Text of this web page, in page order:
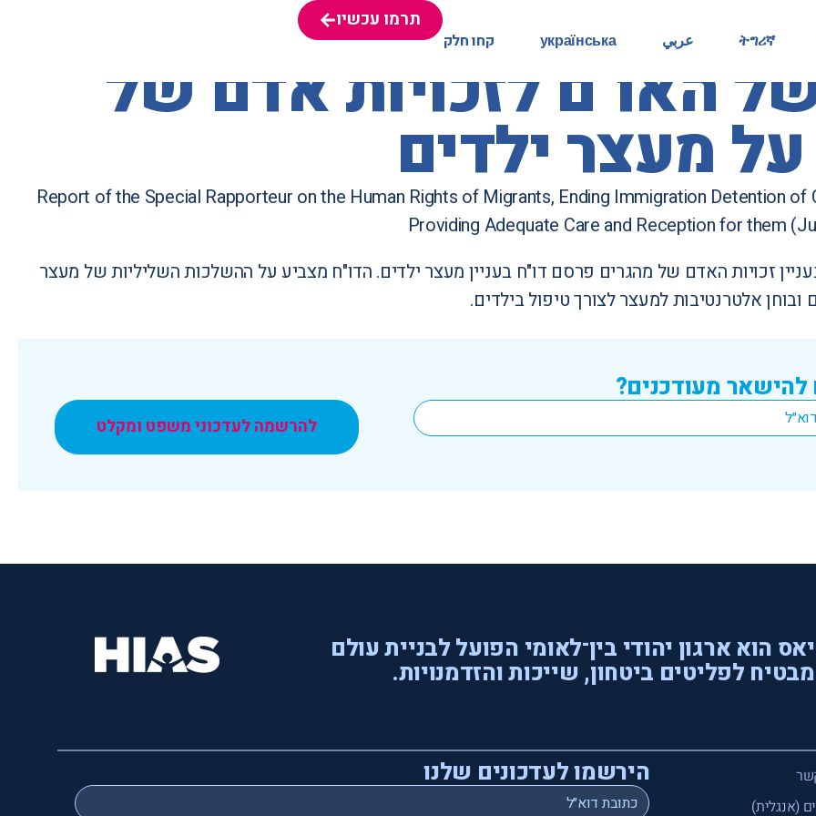
ትግሪኛ عربي українська קחו חלק
תרמו עכשיו
ትግሪኛ عربي українська קחו חלק
תרמו עכשיו
האו"ם לזכויות אדם של
מעצר ילדיםReport of the Special Rapporteur on the Human Rights of Migrants, Ending Immigration Detention of
Providing Adequate Care and Reception for them
זכויות האדם של מהגרים פרסם דו"ח בעניין מעצר ילדים. הדו"ח מצביע על ההשלכות השליליות של מעצר
ובוחן אלטרנטיבות למעצר לצורך טיפול בילדים.
להישאר מעודכנים?
להרשמה לעדכוני משפט ומקלט
הוא ארגון יהודי בין־לאומי הפועל לבניית עולם
לפליטים ביטחון, שייכות והזדמנויות.
(אנגלית)
הירשמו לעדכונים שלנו
Email
*